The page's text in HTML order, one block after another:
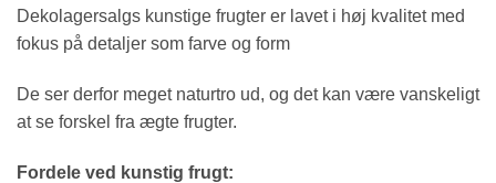
Dekolagersalgs kunstige frugter er lavet i høj kvalitet med
fokus på detaljer som farve og form
De ser derfor meget naturtro ud, og det kan være vanskeligt
at se forskel fra ægte frugter.
Fordele ved kunstig frugt: